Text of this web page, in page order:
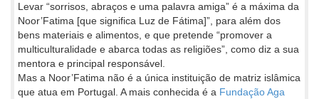
Levar “sorrisos, abraços e uma palavra amiga” é a máxima da
Noor’Fatima [que significa Luz de Fátima]”, para além dos
bens materiais e alimentos, e que pretende “promover a
multiculturalidade e abarca todas as religiões”, como diz a sua
mentora e principal responsável.
Mas a Noor’Fatima não é a única instituição de matriz islâmica
que atua em Portugal. A mais conhecida é a Fundação Aga